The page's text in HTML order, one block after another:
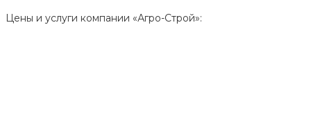
Цены и услуги компании «Агро-Строй»: